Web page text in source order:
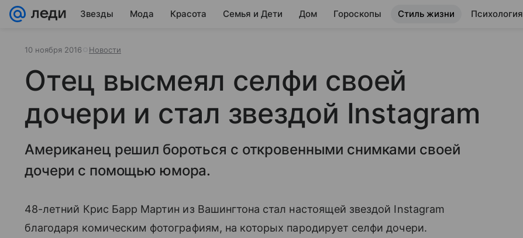
Звезды Мода Красота Семья и Дети Дом Гороскопы Стиль жизни Психология
10 ноября 2016 Новости
Отец высмеял селфи своей
дочери и стал звездой Instagram
Американец решил бороться с откровенными снимками своей
дочери с помощью юмора.
48-летний Крис Барр Мартин из Вашингтона стал настоящей звездой Instagram
благодаря комическим фотографиям, на которых пародирует селфи дочери.